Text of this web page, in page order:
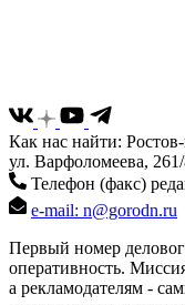
Как нас найти:
ул. Варфоломеева,
Телефон (факс)
e-mail: n@gorodn.ru
Первый номер
оперативность.
а рекламодателям -